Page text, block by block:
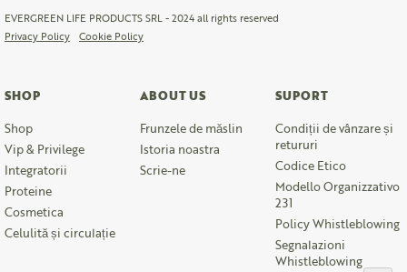
EVERGREEN LIFE PRODUCTS SRL - 2024 all rights reserved
Privacy Policy
Cookie Policy
SHOP
Shop
Vip & Privilege
Integratorii
Proteine
Cosmetica
Celulită și circulație
ABOUT US
Frunzele de măslin
Istoria noastra
Scrie-ne
SUPORT
Condiții de vânzare și
retururi
Codice Etico
Modello Organizzativo
231
Policy Whistleblowing
Segnalazioni
Whistleblowing